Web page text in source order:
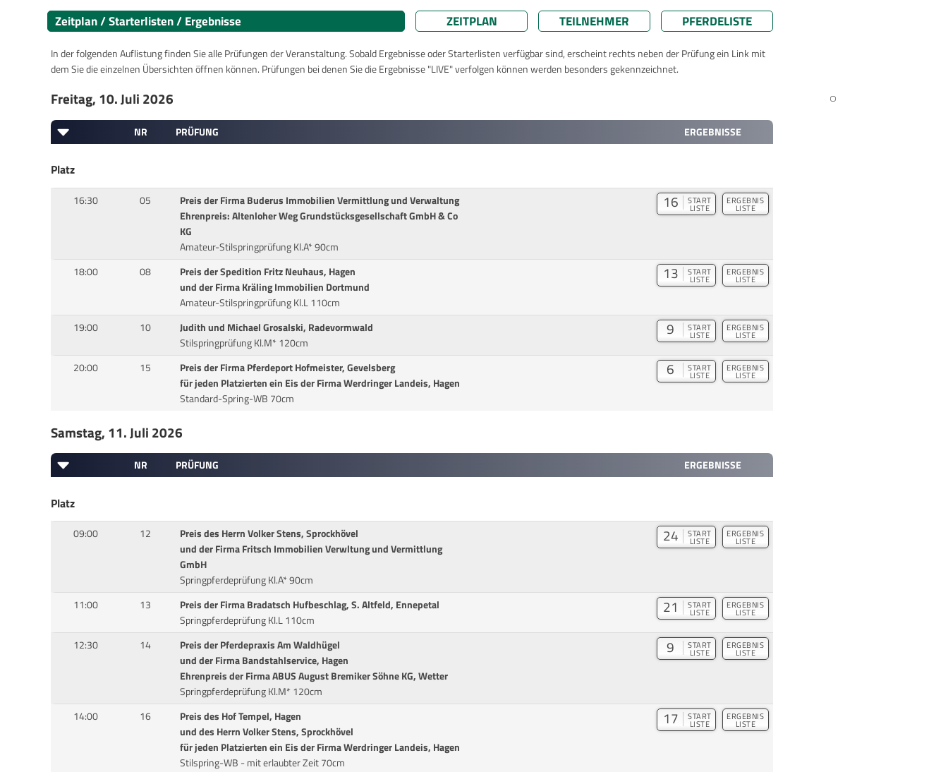
Zeitplan / Starterlisten / Ergebnisse ZEITPLAN TEILNEHMER PFERDELISTE
In der folgenden Auflistung finden Sie alle Prüfungen der Veranstaltung. Sobald Ergebnisse oder Starterlisten verfügbar sind, erscheint rechts neben der Prüfung ein Link mit
dem Sie die einzelnen Übersichten öffnen können. Prüfungen bei denen Sie die Ergebnisse "LIVE" verfolgen können werden besonders gekennzeichnet.
Freitag, 10. Juli 2026
NR PRÜFUNG ERGEBNISSE
Platz
16:30 05
Preis der Firma Buderus Immobilien Vermittlung und Verwaltung
Ehrenpreis: Altenloher Weg Grundstücksgesellschaft GmbH & Co
KG
Amateur-Stilspringprüfung Kl.A* 90cm
16 START
LISTE
ERGEBNIS
LISTE
18:00 08
Preis der Spedition Fritz Neuhaus, Hagen
und der Firma Kräling Immobilien Dortmund
Amateur-Stilspringprüfung Kl.L 110cm
13 START
LISTE
ERGEBNIS
LISTE
19:00 10
Judith und Michael Grosalski, Radevormwald
Stilspringprüfung Kl.M* 120cm
9 START
LISTE
ERGEBNIS
LISTE
20:00 15
Preis der Firma Pferdeport Hofmeister, Gevelsberg
für jeden Platzierten ein Eis der Firma Werdringer Landeis, Hagen
Standard-Spring-WB 70cm
6 START
LISTE
ERGEBNIS
LISTE
Samstag, 11. Juli 2026
NR PRÜFUNG ERGEBNISSE
Platz
09:00 12
Preis des Herrn Volker Stens, Sprockhövel
und der Firma Fritsch Immobilien Verwltung und Vermittlung
GmbH
Springpferdeprüfung Kl.A* 90cm
24 START
LISTE
ERGEBNIS
LISTE
11:00 13
Preis der Firma Bradatsch Hufbeschlag, S. Altfeld, Ennepetal
Springpferdeprüfung Kl.L 110cm
21 START
LISTE
ERGEBNIS
LISTE
12:30 14
Preis der Pferdepraxis Am Waldhügel
und der Firma Bandstahlservice, Hagen
Ehrenpreis der Firma ABUS August Bremiker Söhne KG, Wetter
Springpferdeprüfung Kl.M* 120cm
9 START
LISTE
ERGEBNIS
LISTE
14:00 16
Preis des Hof Tempel, Hagen
und des Herrn Volker Stens, Sprockhövel
für jeden Platzierten ein Eis der Firma Werdringer Landeis, Hagen
Stilspring-WB - mit erlaubter Zeit 70cm
17 START
LISTE
ERGEBNIS
LISTE